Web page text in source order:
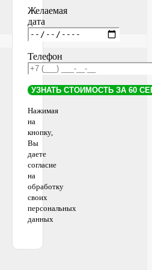
Желаемая
дата
Телефон
Нажимая
на
кнопку,
Вы
даете
согласие
на
обработку
своих
персональных
данных